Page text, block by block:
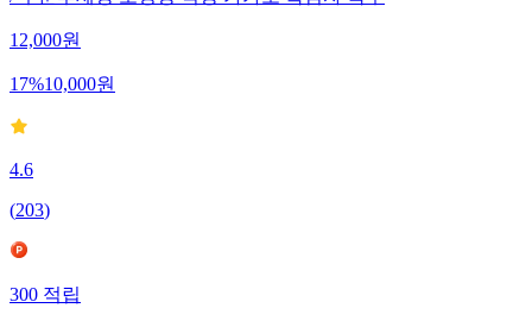
12,000원
17%10,000원
4.6
(203)
300 적립